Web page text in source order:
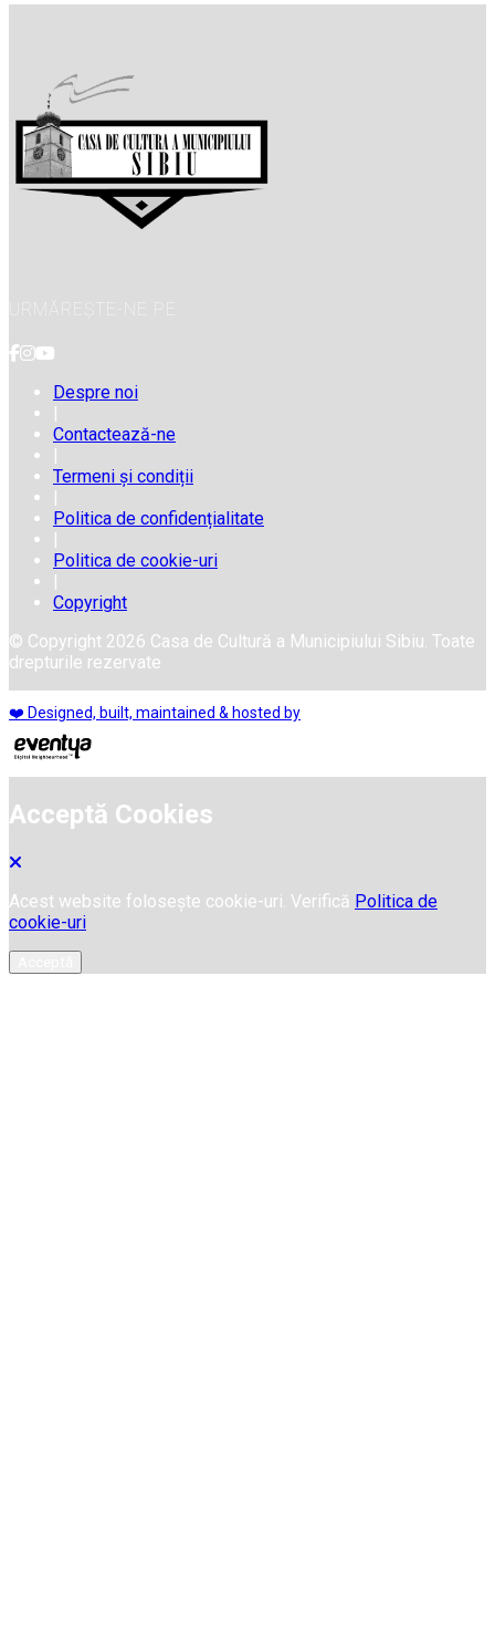
URMĂREȘTE-NE PE
Despre noi
|
Contactează-ne
|
Termeni și condiții
|
Politica de confidențialitate
|
Politica de cookie-uri
|
Copyright
© Copyright 2026 Casa de Cultură a Municipiului Sibiu. Toate
drepturile rezervate
❤️ Designed, built, maintained & hosted by
Acceptă Cookies
Acest website folosește cookie-uri. Verifică Politica de
cookie-uri